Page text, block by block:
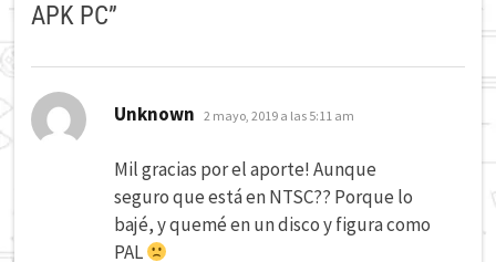
APK PC”
Unknown dice:
2 mayo, 2019 a las 5:11 am
Mil gracias por el aporte! Aunque
seguro que está en NTSC?? Porque lo
bajé, y quemé en un disco y figura como
PAL